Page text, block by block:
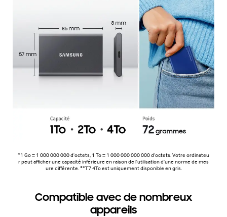
*1 Go = 1 000 000 000 d'octets, 1 To = 1 000 000 000 000 d'octets. Votre ordinateu
r peut afficher une capacité inférieure en raison de l'utilisation d'une norme de mes
ure différente. **T7 4To est uniquement disponible en gris.
Compatible avec de nombreux
appareils